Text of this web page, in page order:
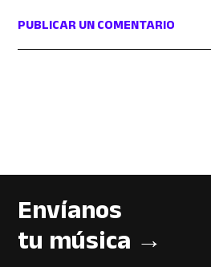
PUBLICAR UN COMENTARIO
Envíanos
tu música →